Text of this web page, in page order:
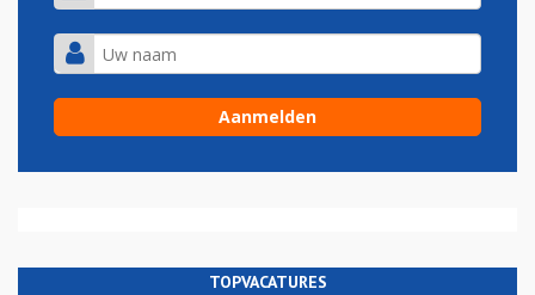
TOPVACATURES